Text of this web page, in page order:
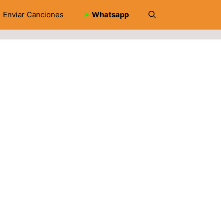
Enviar Canciones ➤ Whatsapp